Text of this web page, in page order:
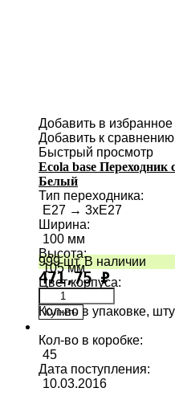
Добавить в избранное
Добавить к сравнению
Быстрый просмотр
Ecola base Переходник
Белый
Тип переходника:
E27 → 3хE27
Ширина:
100 мм
Высота:
105 мм
Цвет корпуса:
Кол-во в упаковке,
Кол-во в коробке:
45
Дата поступления:
10.03.2016
999 шт. В наличии
471,75₽
Купить